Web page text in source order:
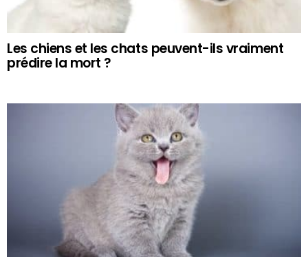
Les chiens et les chats peuvent-ils vraiment
prédire la mort ?